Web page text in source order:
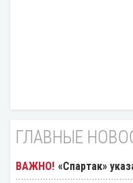
ГЛАВНЫЕ
«Спартак»